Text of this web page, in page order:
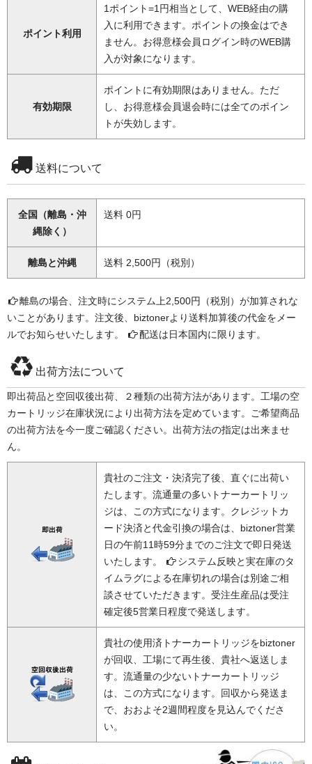
ポイント利用
1ポイント=1円相当として、WEB経由の購
入に利用できます。ポイントの換金はでき
ません。お得意様会員ログイン時のWEB購
入が対象になります。
有効期限
ポイントに有効期限はありません。ただ
し、お得意様会員退会時には全てのポイン
トが失効します。
送料について
全国（離島・沖
縄除く）
送料 0円
離島と沖縄 送料 2,500円（税別）
離島の場合、注文時にシステム上2,500円（税別）が加算されな
いことがあります。注文後、biztonerより送料加算後の代金をメー
ルでお知らせいたします。
配送は日本国内に限ります。
出荷方法について
即出荷品と空回収後出荷、２種類の出荷方法があります。工場の空
カートリッジ在庫状況により出荷方法を定めています。ご希望商品
の出荷方法を今一度ご確認ください。出荷方法の指定は出来ませ
ん。
貴社のご注文・決済完了後、直ぐに出荷い
たします。流通量の多いトナーカートリッ
ジは、この方式になります。クレジットカ
ード決済と代金引換の場合は、biztoner営業
日の午前11時59分までのご注文で即日発送
いたします。
システム反映と実在庫のタ
イムラグによる在庫切れの場合は別途ご相
談させていただきます。受注生産品は受注
確定後5営業日程度で発送します。
貴社の使用済トナーカートリッジをbiztoner
が回収、工場にて再生後、貴社へ返送しま
す。流通量の少ないトナーカートリッジ
は、この方式になります。回収から発送ま
で、おおよそ2週間程度を見込んでくださ
い。